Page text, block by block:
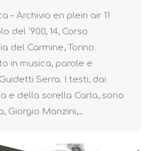
– Archivio en plein air 11
del ‘900, 14, Corso
del Carmine, Torino.
in musica, parole e
Serra. I testi, dai
e della sorella Carla, sono
Giorgio Manzini,…